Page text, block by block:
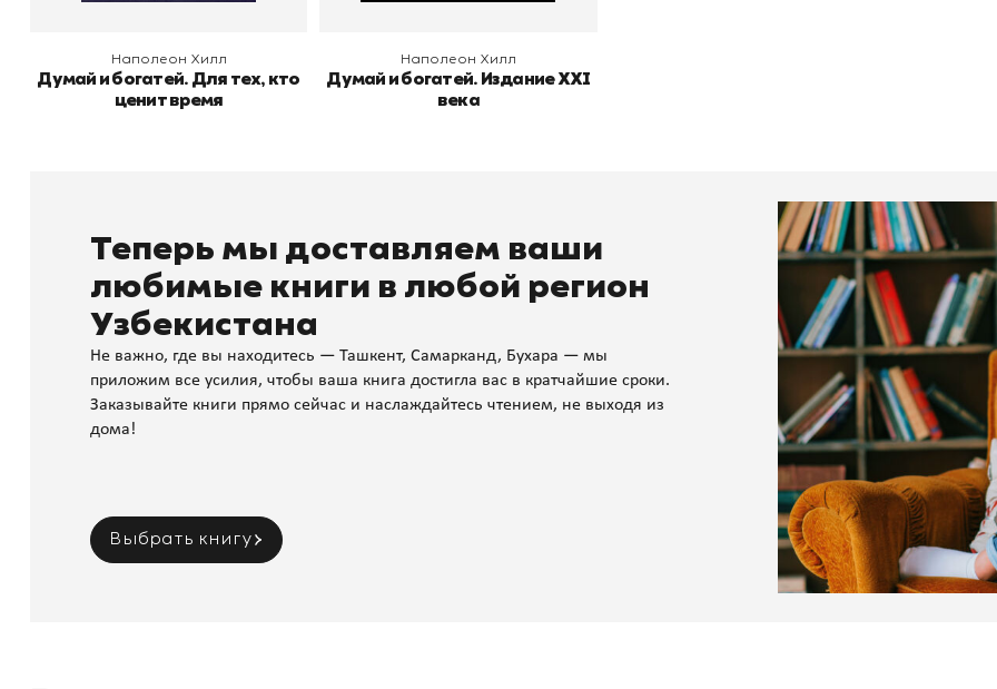
Наполеон Хилл
Думай и богатей. Для тех, кто
ценит время
Наполеон Хилл
Думай и богатей. Издание XXI
века
Теперь мы доставляем ваши
любимые книги в любой регион
Узбекистана
Не важно, где вы находитесь — Ташкент, Самарканд, Бухара — мы
приложим все усилия, чтобы ваша книга достигла вас в кратчайшие сроки.
Заказывайте книги прямо сейчас и наслаждайтесь чтением, не выходя из
дома!
Выбрать книгу